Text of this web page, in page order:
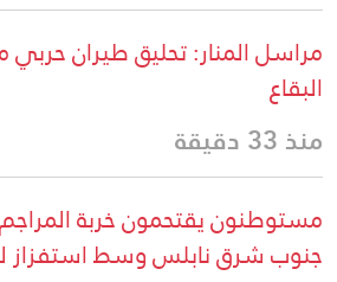
مراسل المنار: تحليق طيران
البقاع
منذ 33 دقيقة
مستوطنون يقتحمون خربة
جنوب شرق نابلس وسط استفزاز